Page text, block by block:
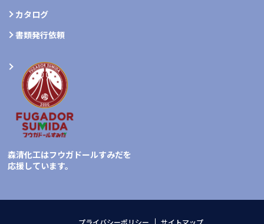
カタログ
書類発行依頼
森清化工はフウガドールすみだを
応援しています。
プライバシーポリシー サイトマップ